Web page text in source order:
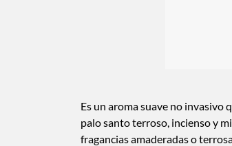
Es un aroma suave no invasivo
palo santo terroso, incienso y
fragancias amaderadas o